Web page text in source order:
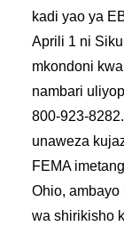
kadi yao ya
Aprili 1 ni
mkondoni
nambari
800-923-
unaweza
FEMA
Ohio, ambayo
wa shirikisho